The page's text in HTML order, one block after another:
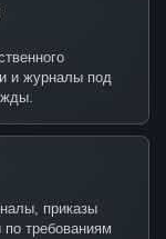
и журналы под
приказы
требованиям